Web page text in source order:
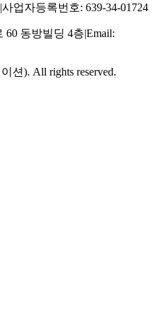
|사업자등록번호: 639-34-01724
60 동방빌딩 4층|Email:
션). All rights reserved.